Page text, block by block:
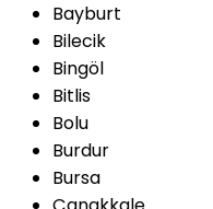
Bayburt
Bilecik
Bingöl
Bitlis
Bolu
Burdur
Bursa